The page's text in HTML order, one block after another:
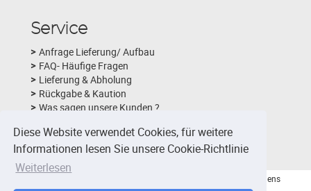
Diese Website verwendet Cookies, für weitere
Informationen lesen Sie unsere Cookie-Richtlinie
Weiterlesen
Service
Anfrage Lieferung/ Aufbau
FAQ- Häufige Fragen
Lieferung & Abholung
Rückgabe & Kaution
Was sagen unsere Kunden ?
Fotobox-Layouts
© 2026 - Viktor Nidens